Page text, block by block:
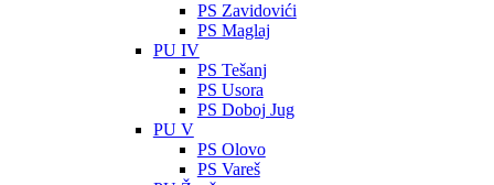
PS Zavidovići
PS Maglaj
PU IV
PS Tešanj
PS Usora
PS Doboj Jug
PU V
PS Olovo
PS Vareš